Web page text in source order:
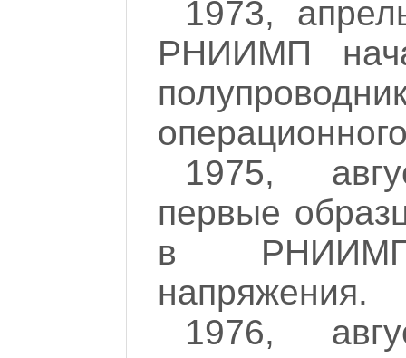
1973,
РНИИМП
1975,
первые
в РНИИМП
напряжения.
1976,